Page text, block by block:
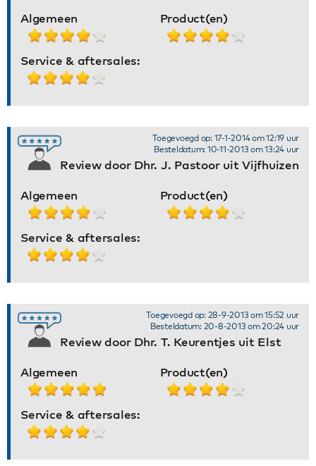
Algemeen Product(en)
Service & aftersales:
Review door Dhr. J. Pastoor uit Vijfhuizen
Toegevoegd op: 17-1-2014 om 12:19 uur
Besteldatum: 10-11-2013 om 13:24 uur
Algemeen Product(en)
Service & aftersales:
Review door Dhr. T. Keurentjes uit Elst
Toegevoegd op: 28-9-2013 om 15:52 uur
Besteldatum: 20-8-2013 om 20:24 uur
Algemeen Product(en)
Service & aftersales: